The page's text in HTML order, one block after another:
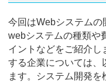
今回はWebシステムの
webシステムの種類や
イントなどをご紹介し
する企業については、
ます。システム開発